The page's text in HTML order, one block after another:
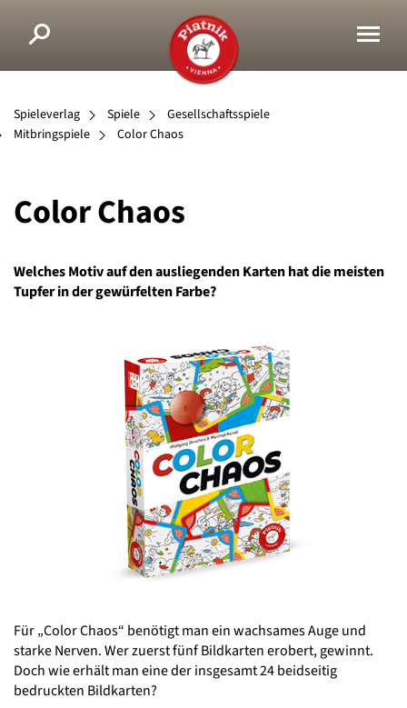
Spieleverlag Spiele
Gesellschaftsspiele
Mitbringspiele
Color Chaos
Color Chaos
Welches Motiv auf den ausliegenden Karten hat die meisten
Tupfer in der gewürfelten Farbe?
Für „Color Chaos“ benötigt man ein wachsames Auge und
starke Nerven. Wer zuerst fünf Bildkarten erobert, gewinnt.
Doch wie erhält man eine der insgesamt 24 beidseitig
bedruckten Bildkarten?